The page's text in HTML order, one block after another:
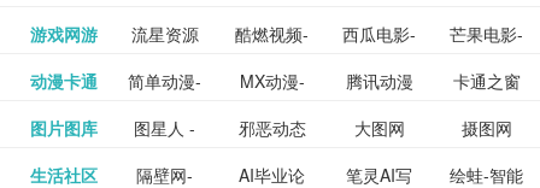
资源
免费高清
在线电影
个网盘资
源分享小
视-紫可可,
免费提供
泡剧网_最
新电视剧
免费在线
更多>>
游戏网游 流星资源
网-流星蝴
蝶剑官网
酷燃视频-
致力于打
造中国领
西瓜电影-
西瓜视频
网站电影
芒果电影-
芒果TV网
站电影频
豆瓣电影-
豆瓣电影
更多>>
动漫卡通 简单动漫-
日本动画
MX动漫-
最新最全
腾讯动漫
频道
卡通之窗
三毛漫画
网
更多>>
图片图库 图星人 -
设计图片
邪恶动态
图片大全
大图网
摄图网
图行天下
更多>>
生活社区 隔壁网- AI毕业论 笔灵AI写 绘蛙-智能